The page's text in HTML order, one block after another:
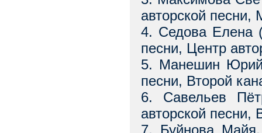
авторской
4. Седова Елена
песни, Центр
5. Манешин Юрий,
песни, Второй
6. Савельев
авторской
7. Буйнова Майя,